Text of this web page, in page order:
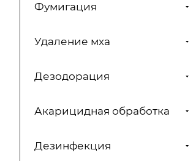
Фумигация
Удаление мха
Дезодорация
Акарицидная обработка
Дезинфекция